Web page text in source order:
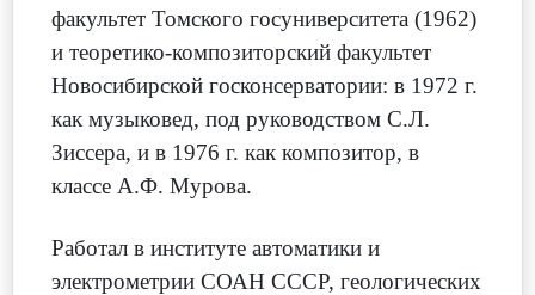
факультет Томского госуниверситета (1962)
и теоретико-композиторский факультет
Новосибирской госконсерватории: в 1972 г.
как музыковед, под руководством С.Л.
Зиссера, и в 1976 г. как композитор, в
классе А.Ф. Мурова.
Работал в институте автоматики и
электрометрии СОАН СССР, геологических